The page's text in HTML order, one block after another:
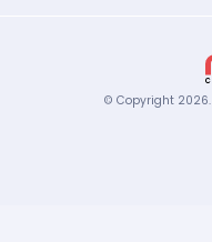
© Copyright 2026.